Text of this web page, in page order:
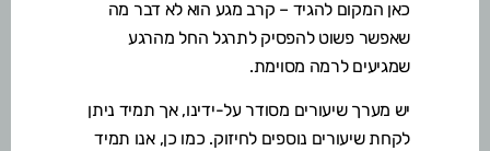
כאן המקום להגיד – קרב מגע הוא לא דבר מה
שאפשר פשוט להפסיק לתרגל החל מהרגע
שמגיעים לרמה מסוימת.
יש מערך שיעורים מסודר על-ידינו, אך תמיד ניתן
לקחת שיעורים נוספים לחיזוק. כמו כן, אנו תמיד